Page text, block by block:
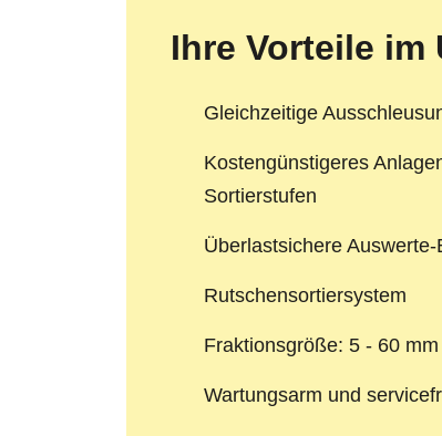
Ihre Vorteile im
Gleichzeitige
Kostengünstigeres
Sortierstufen
Überlastsichere
Rutschensortiersystem
Fraktionsgröße: 5 - 60 mm
Wartungsarm und